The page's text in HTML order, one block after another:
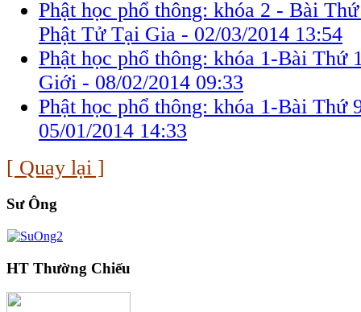
Phật học phổ thông: khóa 2 - Bài
Phật Tử Tại Gia - 02/03/2014 13:54
Phật học phổ thông: khóa 1-Bài Thứ
Giới - 08/02/2014 09:33
Phật học phổ thông: khóa 1-Bài Thứ
05/01/2014 14:33
[ Quay lại ]
Sư Ông
HT Thường Chiếu